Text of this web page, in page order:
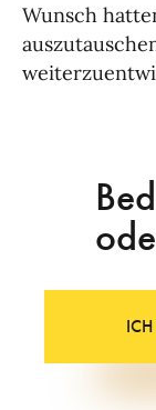
Wunsch